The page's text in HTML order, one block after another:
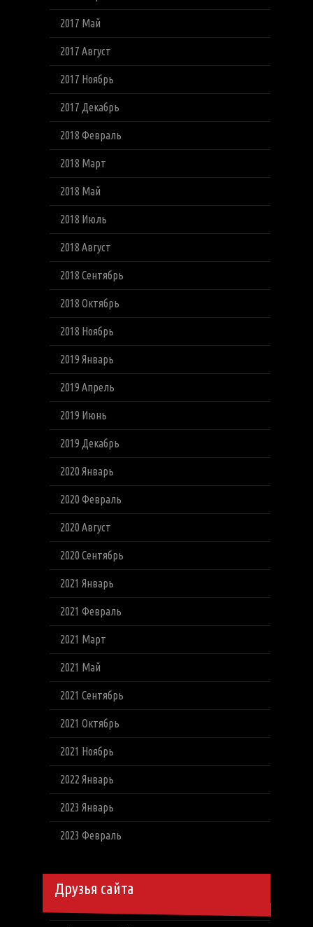
2017 Май
2017 Август
2017 Ноябрь
2017 Декабрь
2018 Февраль
2018 Март
2018 Май
2018 Июль
2018 Август
2018 Сентябрь
2018 Октябрь
2018 Ноябрь
2019 Январь
2019 Апрель
2019 Июнь
2019 Декабрь
2020 Январь
2020 Февраль
2020 Август
2020 Сентябрь
2021 Январь
2021 Февраль
2021 Март
2021 Май
2021 Сентябрь
2021 Октябрь
2021 Ноябрь
2022 Январь
2023 Январь
2023 Февраль
Друзья сайта